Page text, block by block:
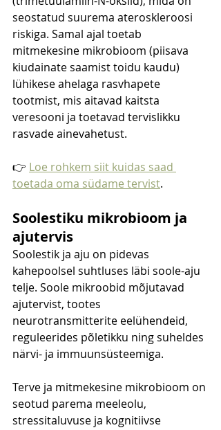
seostatud suurema ateroskleroosi
riskiga. Samal ajal toetab
mitmekesine mikrobioom (piisava
kiudainate saamist toidu kaudu)
lühikese ahelaga rasvhapete
tootmist, mis aitavad kaitsta
veresooni ja toetavad tervislikku
rasvade ainevahetust.
👉 Loe rohkem siit kuidas saad
toetada oma südame tervist.
Soolestiku mikrobioom ja
ajutervis
Soolestik ja aju on pidevas
kahepoolsel suhtluses läbi soole-aju
telje. Soole mikroobid mõjutavad
ajutervist, tootes
neurotransmitterite eelühendeid,
reguleerides põletikku ning suheldes
närvi- ja immuunsüsteemiga.
Terve ja mitmekesine mikrobioom on
seotud parema meeleolu,
stressitaluvuse ja kognitiivse